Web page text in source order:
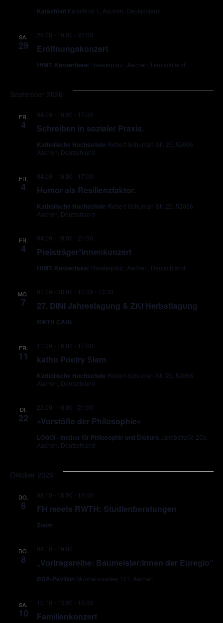
Katschhof Katschhof 1, Aachen, Deutschland
SA.
29 Eröffnungskonzert
29.08 - 19:00 - 22:00
HfMT, Konzertsaal Theaterplatz, Aachen, Deutschland
September 2026
FR.
4 Schreiben in sozialer Praxis.
04.09 - 10:00 - 17:00
Katholische Hochschule Robert-Schuman-Str. 25, 52066
Aachen, Deutschland
FR.
4 Humor als Resilienzfaktor.
04.09 - 10:00 - 17:00
Katholische Hochschule Robert-Schuman-Str. 25, 52066
Aachen, Deutschland
FR.
4 Preisträger*innenkonzert
04.09 - 19:00 - 21:00
HfMT, Konzertsaal Theaterplatz, Aachen, Deutschland
MO.
7 27. DINI Jahrestagung & ZKI Herbsttagung
07.09 - 08:00 - 10.09 - 13:30
RWTH CARL
FR.
11 katho Poetry Slam
11.09 - 16:00 - 17:00
Katholische Hochschule Robert-Schuman-Str. 25, 52066
Aachen, Deutschland
DI.
22 »Vorstöße der Philosophie«
22.09 - 19:00 - 21:00
LOGOI - Institut für Philosophie und Diskurs Jakobstraße 25a,
Aachen, Deutschland
Oktober 2026
DO.
8 FH meets RWTH: Studienberatungen
08.10 - 18:00 - 19:00
Zoom
DO.
8 „Vortragsreihe: Baumeister:innen der Euregio“
08.10 - 19:00
BDA-Pavillon Monheimsallee 111, Aachen
SA.
10 Familienkonzert
10.10 - 13:00 - 15:00